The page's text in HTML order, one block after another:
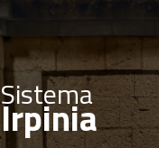
Sistema
Irpinia